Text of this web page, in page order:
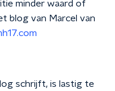
minder waard of
blog van Marcel van
schrijft, is lastig te